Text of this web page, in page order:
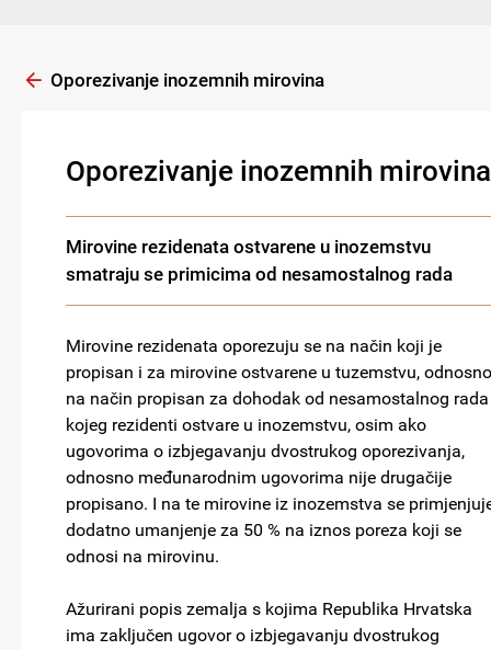
Oporezivanje inozemnih mirovina
Oporezivanje inozemnih mirovina
Mirovine rezidenata ostvarene u inozemstvu
smatraju se primicima od nesamostalnog rada
Mirovine rezidenata oporezuju se na način koji je
propisan i za mirovine ostvarene u tuzemstvu, odnosno
na način propisan za dohodak od nesamostalnog rada
kojeg rezidenti ostvare u inozemstvu, osim ako
ugovorima o izbjegavanju dvostrukog oporezivanja,
odnosno međunarodnim ugovorima nije drugačije
propisano. I na te mirovine iz inozemstva se
dodatno umanjenje za 50 % na iznos poreza koji se
odnosi na mirovinu.
Ažurirani popis zemalja s kojima Republika Hrvatska
ima zaključen ugovor o izbjegavanju dvostrukog